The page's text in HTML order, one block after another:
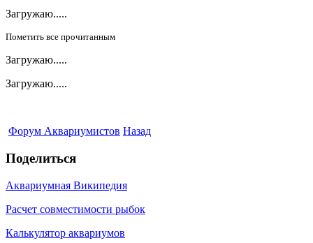
Загружаю.....
Пометить все прочитанным
Загружаю.....
Загружаю.....
Форум Аквариумистов Назад
Поделиться
Аквариумная Википедия
Расчет совместимости рыбок
Калькулятор аквариумов